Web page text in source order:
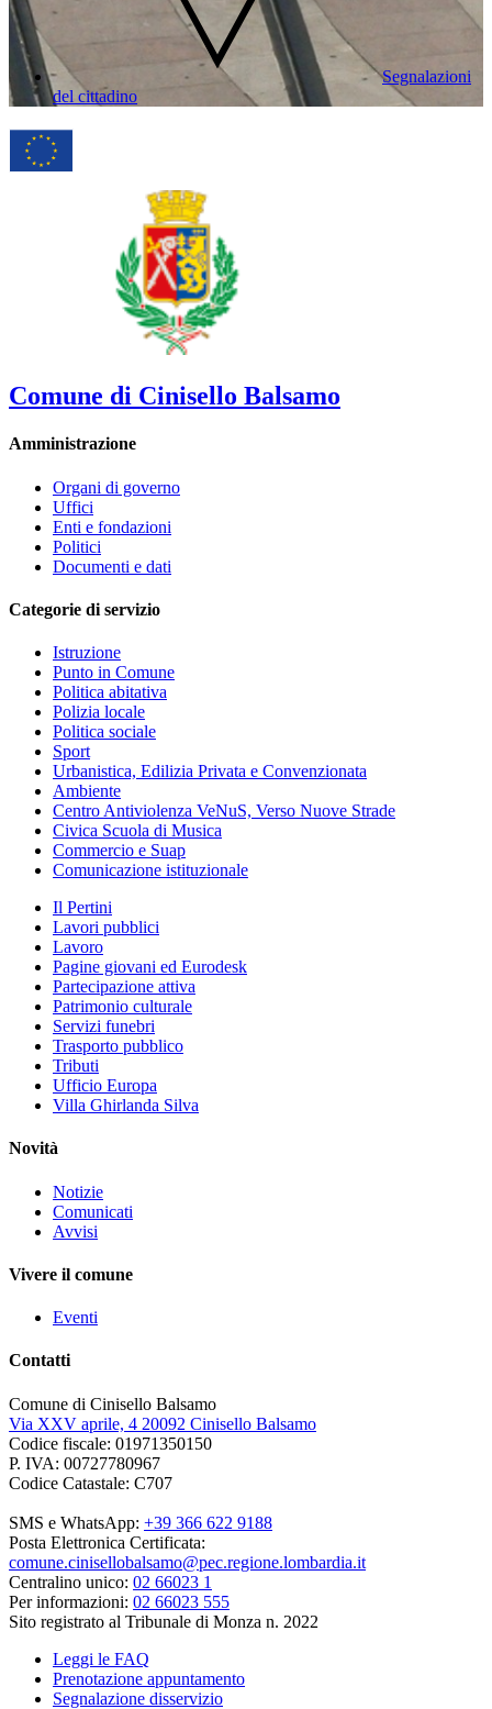
Segnalazioni
del cittadino
Comune di Cinisello Balsamo
Amministrazione
Organi di governo
Uffici
Enti e fondazioni
Politici
Documenti e dati
Categorie di servizio
Istruzione
Punto in Comune
Politica abitativa
Polizia locale
Politica sociale
Sport
Urbanistica, Edilizia Privata e Convenzionata
Ambiente
Centro Antiviolenza VeNuS, Verso Nuove Strade
Civica Scuola di Musica
Commercio e Suap
Comunicazione istituzionale
Il Pertini
Lavori pubblici
Lavoro
Pagine giovani ed Eurodesk
Partecipazione attiva
Patrimonio culturale
Servizi funebri
Trasporto pubblico
Tributi
Ufficio Europa
Villa Ghirlanda Silva
Novità
Notizie
Comunicati
Avvisi
Vivere il comune
Eventi
Contatti
Comune di Cinisello Balsamo
Via XXV aprile, 4 20092 Cinisello Balsamo
Codice fiscale: 01971350150
P. IVA: 00727780967
Codice Catastale: C707
SMS e WhatsApp: +39 366 622 9188
Posta Elettronica Certificata:
comune.cinisellobalsamo@pec.regione.lombardia.it
Centralino unico: 02 66023 1
Per informazioni: 02 66023 555
Sito registrato al Tribunale di Monza n. 2022
Leggi le FAQ
Prenotazione appuntamento
Segnalazione disservizio